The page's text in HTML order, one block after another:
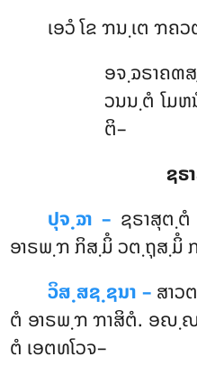
ເອວໍ ໂຂ ຠນ຺ເຕ ຠຄວ
ອຈ຺ຉຣາຄຓ
ວນນ຺ຕໍ ໂມ
ຕິ–
ຊຣ
ປຸຈ຺ຉາ – ຊຣາສຸຕ຺ຕໍ
ອາຣພ຺ຠ ກິສ຺ມິໍ ວຕ຺ຖຸສ຺ມິໍ
ວິສ຺ສຊ຺ຊນາ –ສາວ
ຕໍ ອາຣພ຺ຠ ຠາສິຕໍ. ອຎ຺ຎ
ຕໍ ເອຕທໂວຈ–